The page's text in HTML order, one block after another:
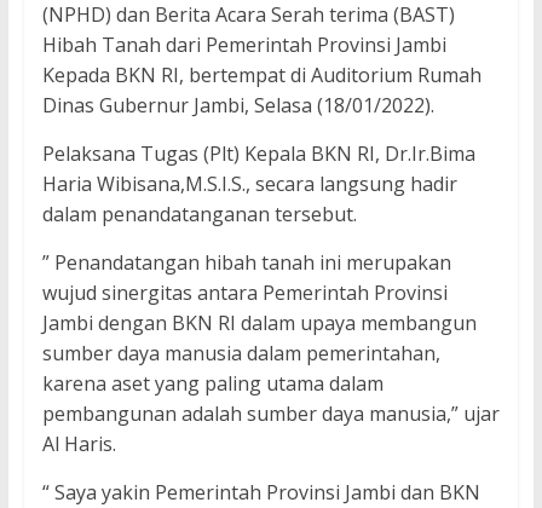
(NPHD) dan Berita Acara Serah terima (BAST)
Hibah Tanah dari Pemerintah Provinsi Jambi
Kepada BKN RI, bertempat di Auditorium Rumah
Dinas Gubernur Jambi, Selasa (18/01/2022).
Pelaksana Tugas (Plt) Kepala BKN RI, Dr.Ir.Bima
Haria Wibisana,M.S.I.S., secara langsung hadir
dalam penandatanganan tersebut.
” Penandatangan hibah tanah ini merupakan
wujud sinergitas antara Pemerintah Provinsi
Jambi dengan BKN RI dalam upaya membangun
sumber daya manusia dalam pemerintahan,
karena aset yang paling utama dalam
pembangunan adalah sumber daya manusia,” ujar
Al Haris.
“ Saya yakin Pemerintah Provinsi Jambi dan BKN